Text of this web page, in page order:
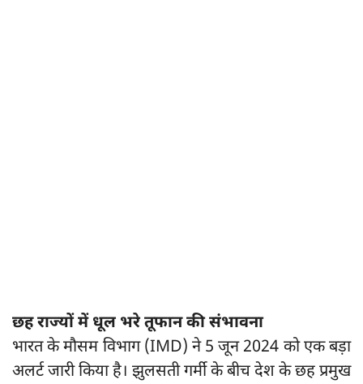
छह राज्यों में धूल भरे तूफान की संभावना
भारत के मौसम विभाग (IMD) ने 5 जून 2024 को एक बड़ा
अलर्ट जारी किया है। झुलसती गर्मी के बीच देश के छह प्रमुख